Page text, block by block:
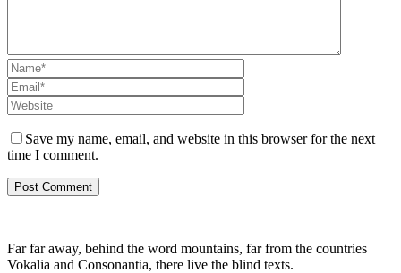
Save my name, email, and website in this browser for the next
time I comment.
Far far away, behind the word mountains, far from the countries
Vokalia and Consonantia, there live the blind texts.